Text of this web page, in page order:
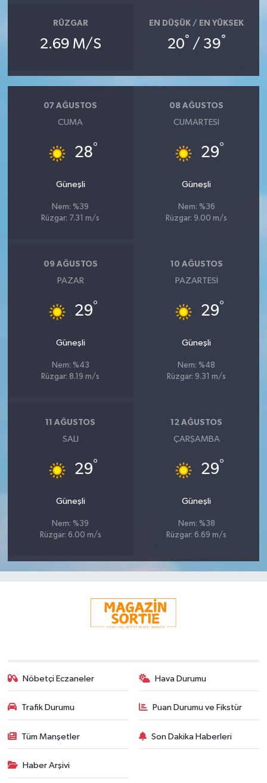
RÜZGAR
2.69 M/S
EN DÜŞÜK / EN YÜKSEK
20° / 39°
07 AĞUSTOS
CUMA
28°
Güneşli
Nem: %39
Rüzgar: 7.31 m/s
08 AĞUSTOS
CUMARTESI
29°
Güneşli
Nem: %36
Rüzgar: 9.00 m/s
09 AĞUSTOS
PAZAR
29°
Güneşli
Nem: %43
Rüzgar: 8.19 m/s
10 AĞUSTOS
PAZARTESI
29°
Güneşli
Nem: %48
Rüzgar: 9.31 m/s
11 AĞUSTOS
SALI
29°
Güneşli
Nem: %39
Rüzgar: 6.00 m/s
12 AĞUSTOS
ÇARŞAMBA
29°
Güneşli
Nem: %38
Rüzgar: 6.69 m/s
Nöbetçi Eczaneler Hava Durumu
Trafik Durumu Puan Durumu ve Fikstür
Tüm Manşetler Son Dakika Haberleri
Haber Arşivi